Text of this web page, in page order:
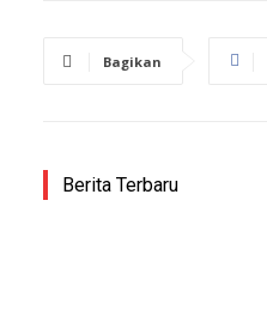
Bagikan
Berita Terbaru